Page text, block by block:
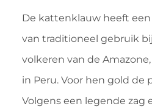
De kattenklauw heeft
van traditioneel gebruik
volkeren van de
in Peru. Voor hen gold de
Volgens een legende zag